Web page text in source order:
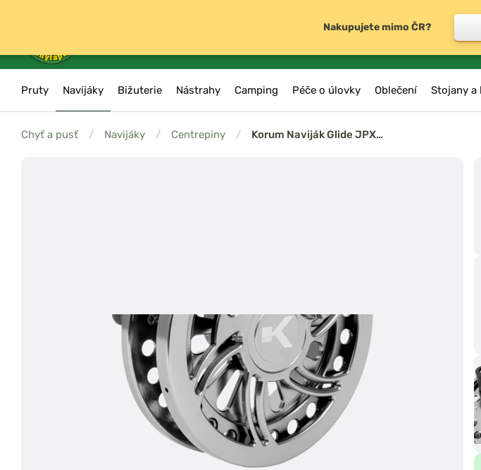
Pruty Navijáky Bižuterie Nástrahy Camping Péče o úlovky Oblečení Stojany a
Chyť a pusť / Navijáky / Centrepiny / Korum Naviják Glide JPX…
Nakupujete mimo ČR?